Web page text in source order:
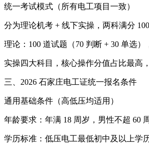
统一考试模式（所有电工项目一致）
分为理论机考 + 线下实操，两科满分
理论：100 道试题（70 判断 + 30 单选
实操四大科目，核心操作分值占比最高
三、2026 石家庄电工证统一报名条件
通用基础条件（高低压均适用）
年龄要求：年满 18 周岁，男性不超 60
学历标准：低压电工最低初中及以上学